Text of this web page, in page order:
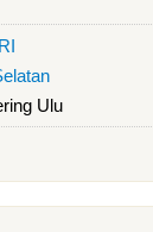
Ulu